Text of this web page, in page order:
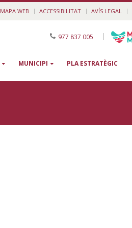
MAPA WEB ACCESSIBILITAT AVÍS LEGAL
977 837 005 |
MUNICIPI PLA ESTRATÈGIC